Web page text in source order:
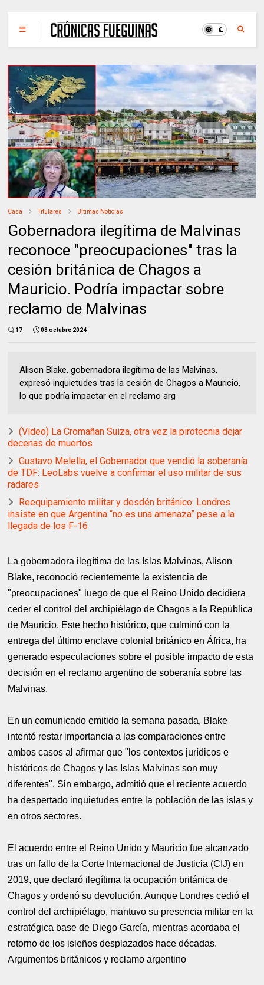
Casa Titulares Ultimas Noticias
Gobernadora ilegítima de Malvinas
reconoce "preocupaciones" tras la
cesión británica de Chagos a
Mauricio. Podría impactar sobre
reclamo de Malvinas
17 08 octubre 2024
Alison Blake, gobernadora ilegítima de las Malvinas,
expresó inquietudes tras la cesión de Chagos a Mauricio,
lo que podría impactar en el reclamo arg
(Vídeo) La Cromañan Suiza, otra vez la pirotecnia dejar
decenas de muertos
Gustavo Melella, el Gobernador que vendió la soberanía
de TDF: LeoLabs vuelve a confirmar el uso militar de sus
radares
Reequipamiento militar y desdén británico: Londres
insiste en que Argentina “no es una amenaza” pese a la
llegada de los F-16
La gobernadora ilegítima de las Islas Malvinas, Alison
Blake, reconoció recientemente la existencia de
"preocupaciones" luego de que el Reino Unido decidiera
ceder el control del archipiélago de Chagos a la República
de Mauricio. Este hecho histórico, que culminó con la
entrega del último enclave colonial británico en África, ha
generado especulaciones sobre el posible impacto de esta
decisión en el reclamo argentino de soberanía sobre las
Malvinas.
En un comunicado emitido la semana pasada, Blake
intentó restar importancia a las comparaciones entre
ambos casos al afirmar que "los contextos jurídicos e
históricos de Chagos y las Islas Malvinas son muy
diferentes". Sin embargo, admitió que el reciente acuerdo
ha despertado inquietudes entre la población de las islas y
en otros sectores.
El acuerdo entre el Reino Unido y Mauricio fue alcanzado
tras un fallo de la Corte Internacional de Justicia (CIJ) en
2019, que declaró ilegítima la ocupación británica de
Chagos y ordenó su devolución. Aunque Londres cedió el
control del archipiélago, mantuvo su presencia militar en la
estratégica base de Diego García, mientras acordaba el
retorno de los isleños desplazados hace décadas.
Argumentos británicos y reclamo argentino